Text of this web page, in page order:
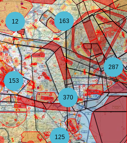
163
287
370
153
125
12